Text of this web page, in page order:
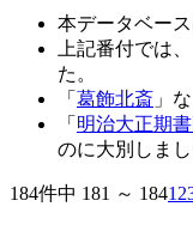
本データベース
上記番付では
た。
「 葛飾北斎 」
「 明治大正期
のに大別しま
184件中 181 ～ 1841 2